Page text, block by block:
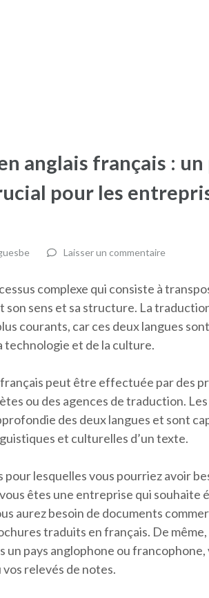
anglais français : un
pour les
Laisser un commentaire
complexe qui consiste à
sens et sa structure. La
courants, car ces deux langues
technologie et de la culture.
peut être effectuée par des
ou des agences de traduction.
des deux langues et sont
et culturelles d’un texte.
pour lesquelles vous pourriez avoir
êtes une entreprise qui souhaite
aurez besoin de documents
traduits en français. De
un pays anglophone ou
relevés de notes.